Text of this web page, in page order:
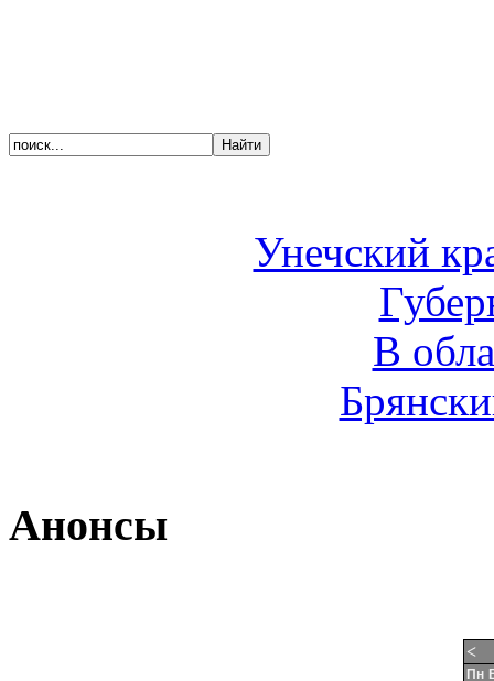
Унечский
В
Анонсы
<
Пн